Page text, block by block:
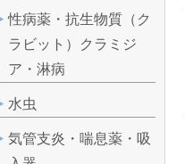
性病薬・抗生物質（ク
ラビット）クラミジ
ア・淋病
水虫
気管支炎・喘息薬・吸